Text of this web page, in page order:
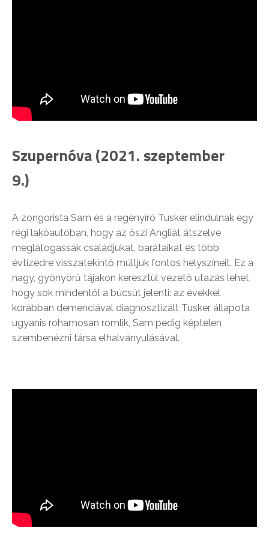
Szupernóva (2021. szeptember
9.)
A zongorista Sam és a regényíró Tusker elindulnak egy
régi lakóautóban, hogy az őszi Angliát átszelve
meglátogassák családjukat, barátaikat és több
évtizedre visszatekintő múltjuk fontos helyszíneit. Ez a
nagy, gyönyörű tájakon keresztül vezető utazás lehet,
hogy sok mindentől a búcsút jelenti: az évekkel
korábban demenciával diagnosztizált Tusker állapota
ugyanis rohamosan romlik, Sam pedig képtelen
szembenézni társa elhalványulásával.